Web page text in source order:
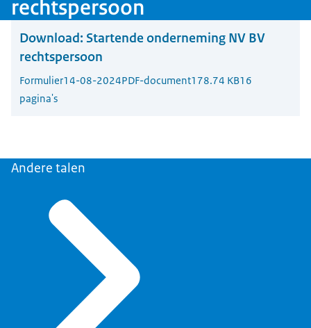
rechtspersoon
Download: Startende onderneming NV BV
rechtspersoon
Formulier14-08-2024PDF-document178.74 KB16
pagina's
Andere talen